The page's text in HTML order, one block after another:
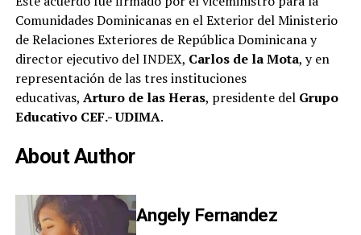
Comunidades Dominicanas en el Exterior del Ministerio
de Relaciones Exteriores de República Dominicana y
director ejecutivo del INDEX, Carlos de la Mota, y en
representación de las tres instituciones
educativas, Arturo de las Heras, presidente del Grupo
Educativo CEF.- UDIMA.
About Author
Angely Fernandez